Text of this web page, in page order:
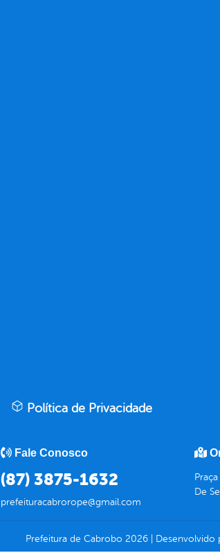
Política de Privacidade
Fale Conosco
(87) 3875-1632
prefeituracabrorope@gmail.com
De
Prefeitura de Cabrobo 2026| Desenvolvido